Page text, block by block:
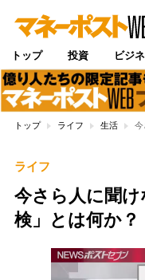
トップ 投資 ビジ
トップ ライフ 生活 今
ライフ
今さら人に聞
検」とは何か